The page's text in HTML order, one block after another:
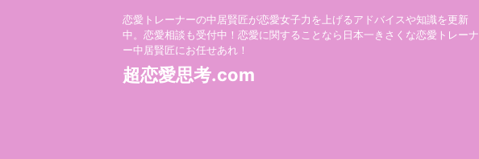
恋愛トレーナーの中居賢匠が恋愛女子力を上げるアドバイスや知識を更新
中。恋愛相談も受付中！恋愛に関することなら日本一きさくな恋愛トレーナ
ー中居賢匠にお任せあれ！
超恋愛思考.com